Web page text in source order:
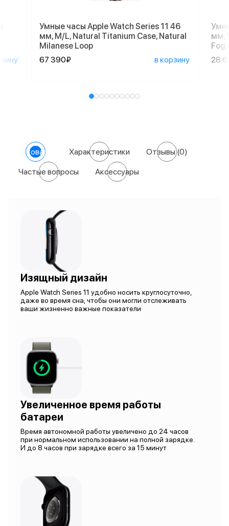
Умные часы Apple Watch Series 11 46
мм, M/L, Natural Titanium Case, Natural
Milanese Loop
67 390₽
в корзину
мм,
Fog
28
О товаре Характеристики Отзывы(0)
Частые вопросы Аксессуары
Изящный дизайн
Apple Watch Series 11 удобно носить круглосуточно,
даже во время сна, чтобы они могли отслеживать
ваши жизненно важные показатели
Увеличенное время работы
батареи
Время автономной работы увеличено до 24 часов
при нормальном использовании на полной зарядке.
И до 8 часов при зарядке всего за 15 минут